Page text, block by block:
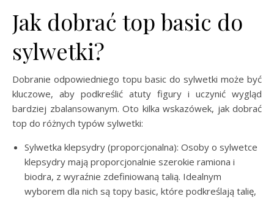
Jak dobrać top basic do
sylwetki?
Dobranie odpowiedniego topu basic do sylwetki może być
kluczowe, aby podkreślić atuty figury i uczynić wygląd
bardziej zbalansowanym. Oto kilka wskazówek, jak dobrać
top do różnych typów sylwetki:
Sylwetka klepsydry (proporcjonalna): Osoby o sylwetce
klepsydry mają proporcjonalnie szerokie ramiona i
biodra, z wyraźnie zdefiniowaną talią. Idealnym
wyborem dla nich są topy basic, które podkreślają talię,